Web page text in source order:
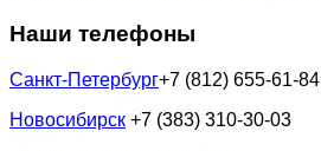
Наши телефоны
Санкт-Петербург+7 (812) 655-61-84
Новосибирск +7 (383) 310-30-03